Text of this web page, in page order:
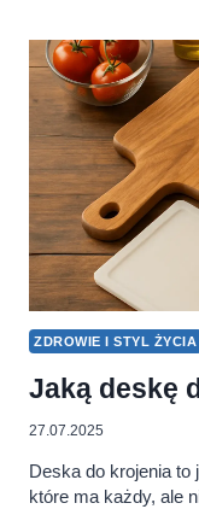
ZDROWIE I STYL ŻYCIA
Jaką deskę
27.07.2025
Deska do krojenia to
które ma każdy, ale